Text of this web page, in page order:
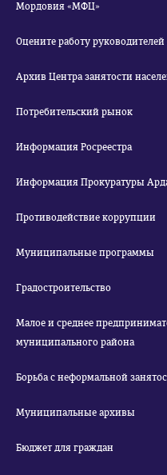
Мордовия «МФЦ»
Оцените работу
Архив Центра занятости
Потребительский рынок
Информация Росреестра
Информация Прокуратуры
Противодействие коррупции
Муниципальные программы
Градостроительство
Малое и среднее
муниципального района
Борьба с неформальной
Муниципальные архивы
Бюджет для граждан